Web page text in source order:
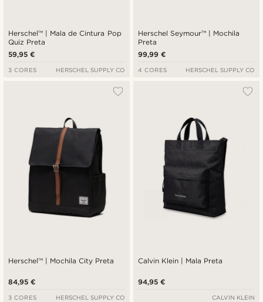
Herschel™ | Mala de Cintura Pop
Quiz Preta
59,95 €
3 CORES HERSCHEL SUPPLY CO
Herschel Seymour™ | Mochila
Preta
99,99 €
4 CORES HERSCHEL SUPPLY CO
Herschel™ | Mochila City Preta
84,95 €
3 CORES HERSCHEL SUPPLY CO
Calvin Klein | Mala Preta
94,95 €
CALVIN KLEIN